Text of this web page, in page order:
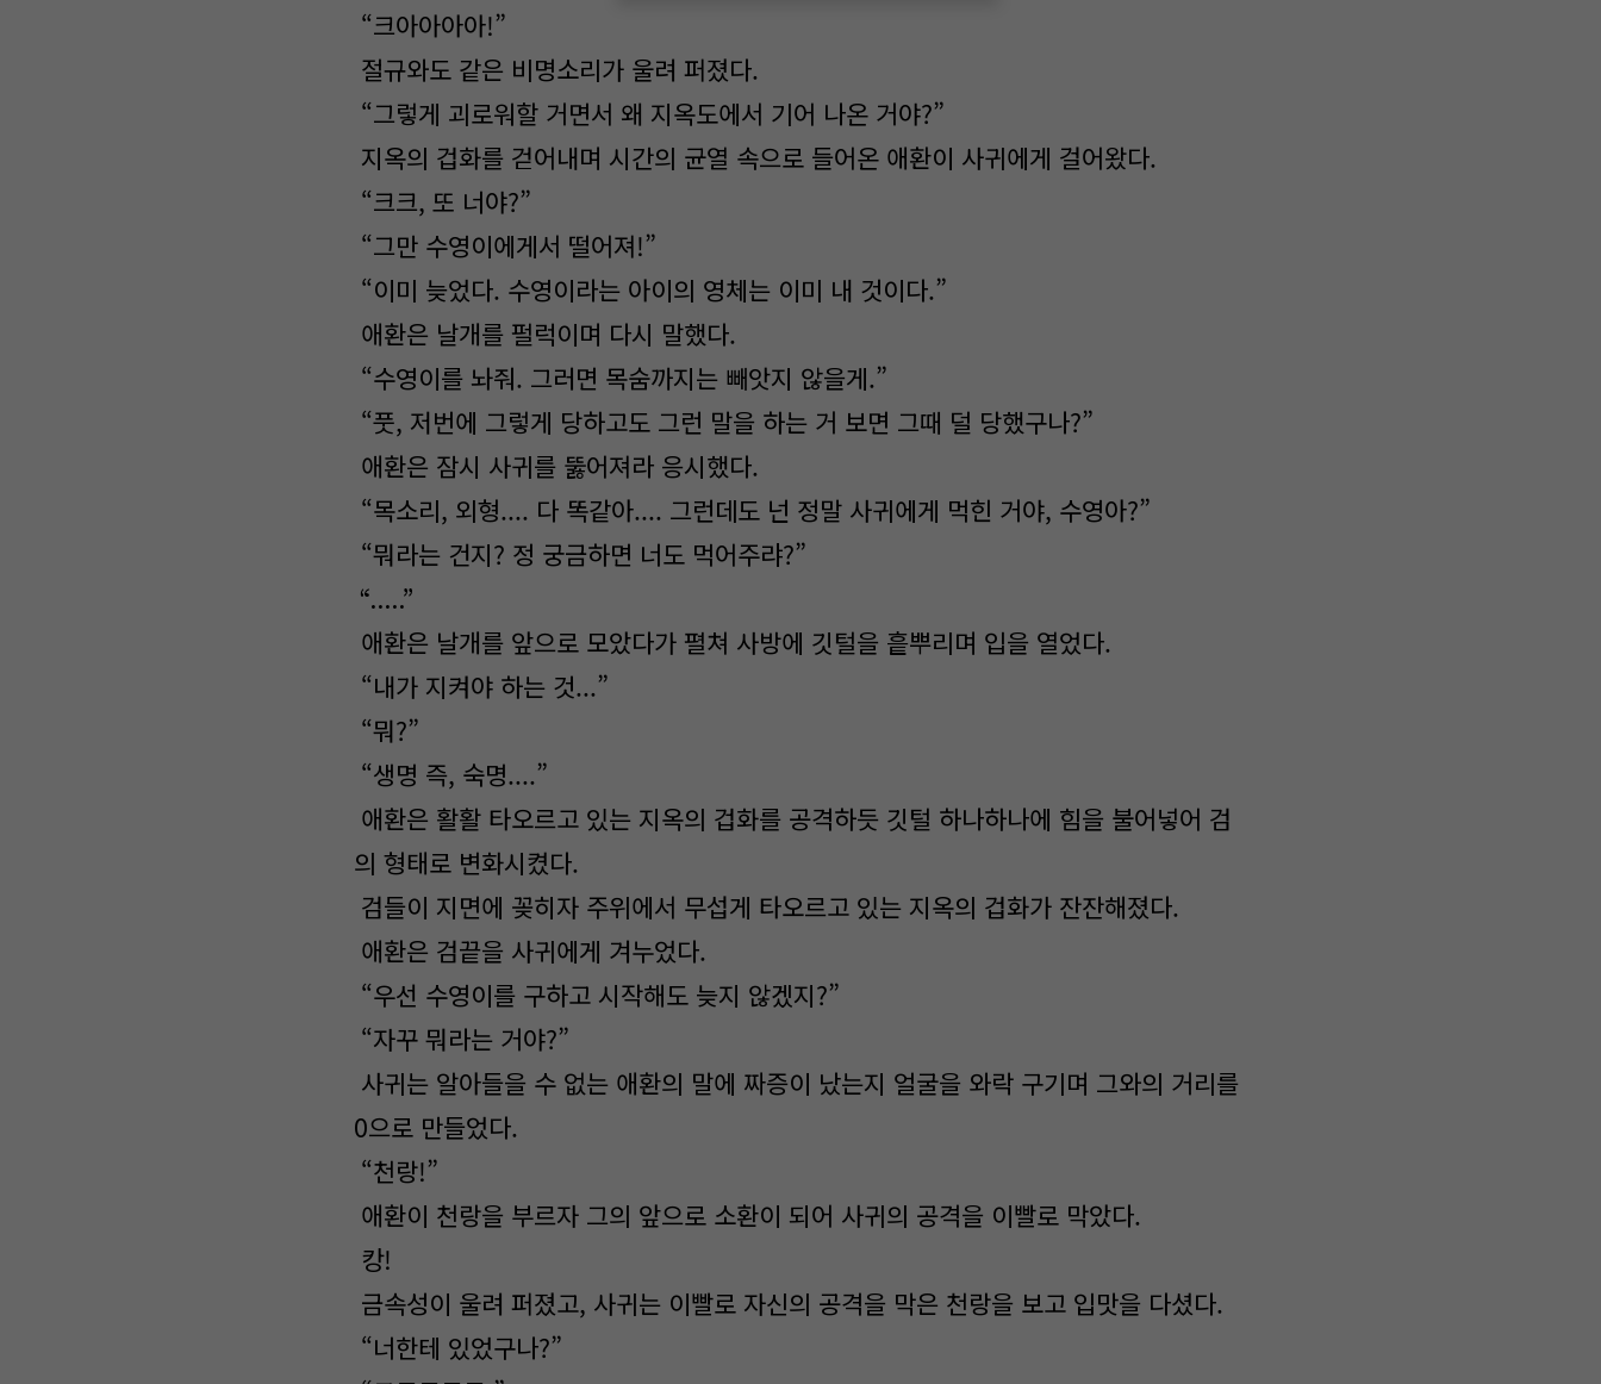
“크아아아아!”
절규와도 같은 비명소리가 울려 퍼졌다.
“그렇게 괴로워할 거면서 왜 지옥도에서 기어 나온 거야?”
지옥의 겁화를 걷어내며 시간의 균열 속으로 들어온 애환이 사귀에게 걸어왔다.
“크크, 또 너야?”
“그만 수영이에게서 떨어져!”
“이미 늦었다. 수영이라는 아이의 영체는 이미 내 것이다.”
애환은 날개를 펄럭이며 다시 말했다.
“수영이를 놔줘. 그러면 목숨까지는 빼앗지 않을게.”
“풋, 저번에 그렇게 당하고도 그런 말을 하는 거 보면 그때 덜 당했구나?”
애환은 잠시 사귀를 뚫어져라 응시했다.
“목소리, 외형.... 다 똑같아.... 그런데도 넌 정말 사귀에게 먹힌 거야, 수영아?”
“뭐라는 건지? 정 궁금하면 너도 먹어주랴?”
“.....”
애환은 날개를 앞으로 모았다가 펼쳐 사방에 깃털을 흩뿌리며 입을 열었다.
“내가 지켜야 하는 것...”
“뭐?”
“생명 즉, 숙명....”
애환은 활활 타오르고 있는 지옥의 겁화를 공격하듯 깃털 하나하나에 힘을 불어넣어 검
의 형태로 변화시켰다.
검들이 지면에 꽂히자 주위에서 무섭게 타오르고 있는 지옥의 겁화가 잔잔해졌다.
애환은 검끝을 사귀에게 겨누었다.
“우선 수영이를 구하고 시작해도 늦지 않겠지?”
“자꾸 뭐라는 거야?”
사귀는 알아들을 수 없는 애환의 말에 짜증이 났는지 얼굴을 와락 구기며 그와의 거리를
0으로 만들었다.
“천랑!”
애환이 천랑을 부르자 그의 앞으로 소환이 되어 사귀의 공격을 이빨로 막았다.
캉!
금속성이 울려 퍼졌고, 사귀는 이빨로 자신의 공격을 막은 천랑을 보고 입맛을 다셨다.
“너한테 있었구나?”